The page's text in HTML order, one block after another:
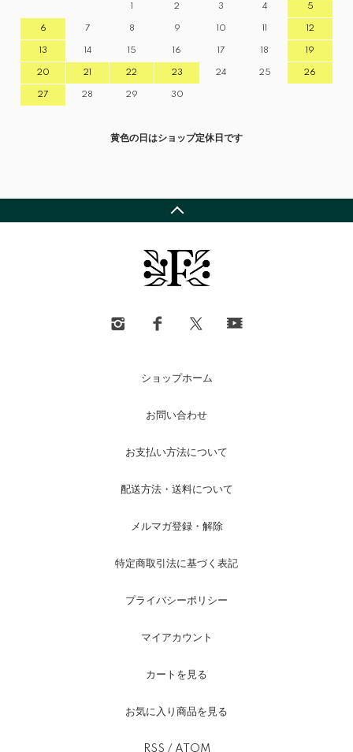
1 2 3 4 5
6 7 8 9 10 11 12
13 14 15 16 17 18 19
20 21 22 23 24 25 26
27 28 29 30
黄色の日はショップ定休日です
ショップホーム
お問い合わせ
お支払い方法について
配送方法・送料について
メルマガ登録・解除
特定商取引法に基づく表記
プライバシーポリシー
マイアカウント
カートを見る
お気に入り商品を見る
RSS / ATOM